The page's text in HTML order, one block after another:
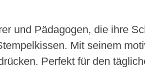
und Pädagogen, die ihre
Mit seinem
Perfekt für den